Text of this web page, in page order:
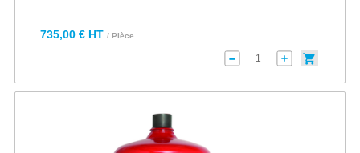
735,00 € HT / Pièce